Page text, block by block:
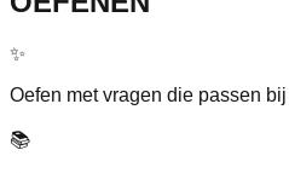
✨
Oefen met vragen die passen
📚